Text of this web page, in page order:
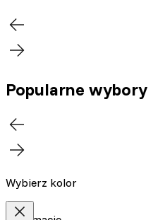
Popularne wybory
Wybierz kolor